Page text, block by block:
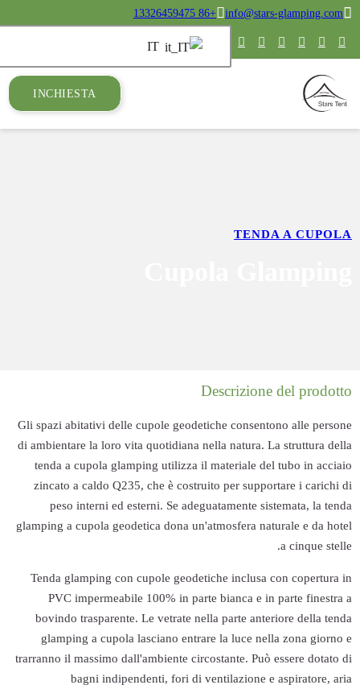
INCHIESTA
Gli spazi abitativi
di ambientare la
tenda a
zincato a
peso
glamping a
Tenda
PVC
bovindo
glamping a
trarranno il
bagni